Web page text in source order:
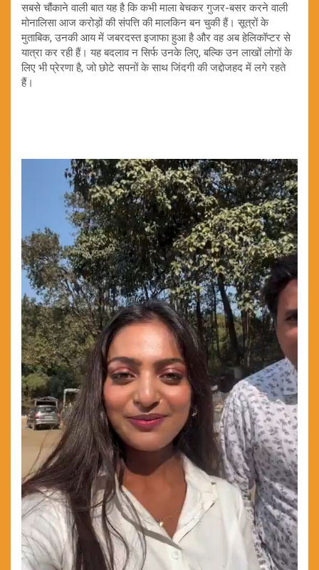
सबसे चौंकाने वाली बात यह है कि कभी माला बेचकर गुजर-बसर करने वाली
मोनालिसा आज करोड़ों की संपत्ति की मालकिन बन चुकी हैं। सूत्रों के
मुताबिक, उनकी आय में जबरदस्त इजाफा हुआ है और वह अब हेलिकॉप्टर से
यात्रा कर रही हैं। यह बदलाव न सिर्फ उनके लिए, बल्कि उन लाखों लोगों के
लिए भी प्रेरणा है, जो छोटे सपनों के साथ जिंदगी की जद्दोजहद में लगे रहते
हैं।